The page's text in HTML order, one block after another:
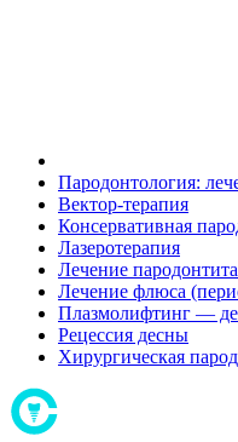
Пародонтология:
Вектор-терапия
Консервативная
Лазеротерапия
Лечение
Лечение флюса
Плазмолифтинг —
Рецессия десны
Хирургическая